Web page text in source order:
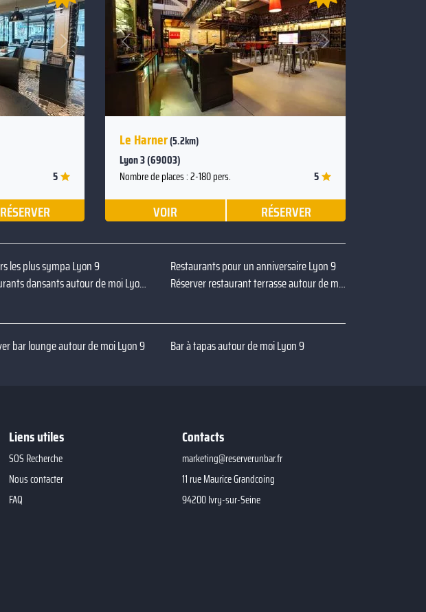
Suivant
5
RÉSERVER
Précédent
Suivant
Le Harner(5.2km)
Lyon 3 (69003)
Nombre de places : 2-180 pers. 5
VOIR RÉSERVER
les plus sympa Lyon 9
Restaurants pour un anniversaire Lyon 9
Restaurants dansants autour de moi Lyon 9
Réserver restaurant terrasse autour de moi Lyon 9
bar lounge autour de moi Lyon 9
Bar à tapas autour de moi Lyon 9
Liens utiles
SOS Recherche
Nous contacter
FAQ
Contacts
marketing@reserverunbar.fr
11 rue Maurice Grandcoing
94200 Ivry-sur-Seine